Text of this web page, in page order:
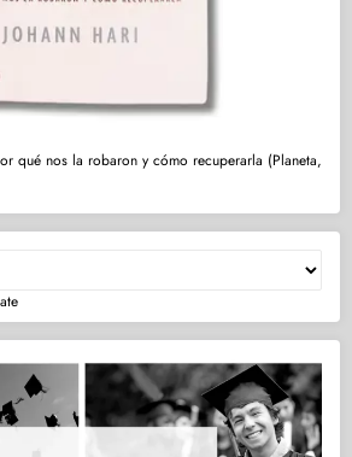
qué nos la robaron y cómo recuperarla (Planeta,